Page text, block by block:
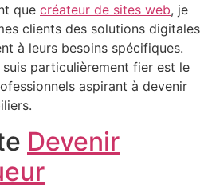
que créateur de sites web, je
clients des solutions digitales
à leurs besoins spécifiques.
suis particulièrement fier est le
aspirant à devenir
Devenir